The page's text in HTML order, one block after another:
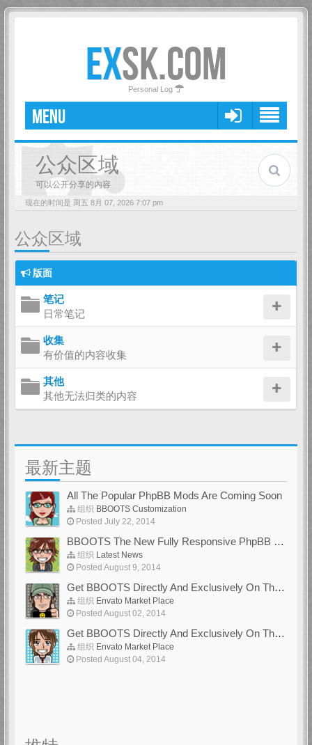
EXSK.COM
Personal Log
MENU
公众区域
可以公开分享的内容
现在的时间是 周五 8月 07, 2026 7:07 pm
公众区域
版面
笔记
日常笔记
收集
有价值的内容收集
其他
其他无法归类的内容
最新主题
All The Popular PhpBB Mods Are Coming Soon
组织 BBOOTS Customization
Posted July 22, 2014
BBOOTS The New Fully Responsive PhpBB Theme
组织 Latest News
Posted August 9, 2014
Get BBOOTS Directly And Exclusively On ThemeForest
组织 Envato Market Place
Posted August 02, 2014
Get BBOOTS Directly And Exclusively On ThemeForest
组织 Envato Market Place
Posted August 04, 2014